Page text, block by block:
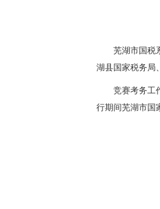
芜湖市国税系
湖县国家税务局
竞赛考务工作
行期间芜湖市国